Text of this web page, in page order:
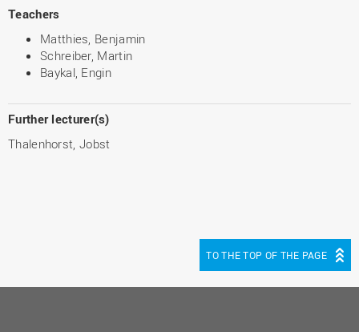
Teachers
Matthies, Benjamin
Schreiber, Martin
Baykal, Engin
Further lecturer(s)
Thalenhorst, Jobst
TO THE TOP OF THE PAGE